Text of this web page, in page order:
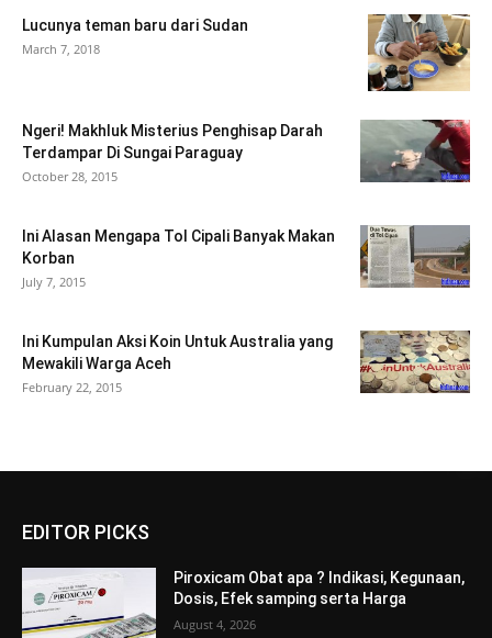
Lucunya teman baru dari Sudan
March 7, 2018
Ngeri! Makhluk Misterius Penghisap Darah
Terdampar Di Sungai Paraguay
October 28, 2015
Ini Alasan Mengapa Tol Cipali Banyak Makan
Korban
July 7, 2015
Ini Kumpulan Aksi Koin Untuk Australia yang
Mewakili Warga Aceh
February 22, 2015
EDITOR PICKS
Piroxicam Obat apa ? Indikasi, Kegunaan,
Dosis, Efek samping serta Harga
August 4, 2026